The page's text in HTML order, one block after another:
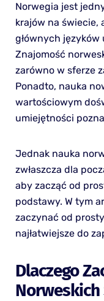
Norwegia jest
krajów na świecie,
głównych
Znajomość
zarówno w sferze
Ponadto, nauka
wartościowym
umiejętności
Jednak nauka
zwłaszcza dla
aby zacząć od
podstawy. W tym
zaczynać od
najłatwiejsze do
Dlaczego
Norweskich